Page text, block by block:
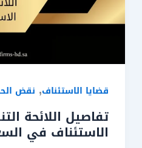
قضايا الاستئناف, نقض
تفاصيل اللائحة
الاستئناف في